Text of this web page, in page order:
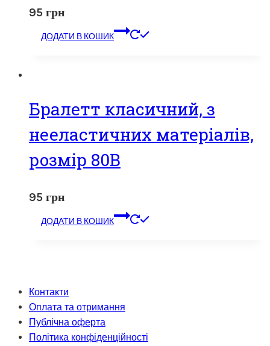
95 грн
ДОДАТИ В КОШИК
Бралетт класичний, з
нееластичних матеріалів,
розмір 80В
95 грн
ДОДАТИ В КОШИК
Контакти
Оплата та отримання
Публічна оферта
Політика конфіденційності